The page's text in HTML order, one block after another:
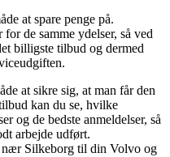
at spare penge på.
de samme ydelser, så ved
billigste tilbud og dermed
at sikre sig, at man får den
kan du se, hvilke
og de bedste anmeldelser, så
arbejde udført.
nær Silkeborg til din Volvo og